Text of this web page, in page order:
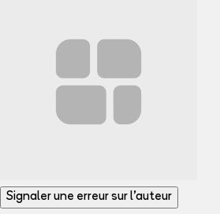
Signaler une erreur sur l'auteur